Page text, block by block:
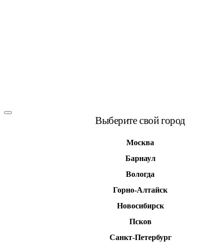
Выберите свой город
Москва
Барнаул
Вологда
Горно-Алтайск
Новосибирск
Псков
Санкт-Петербург